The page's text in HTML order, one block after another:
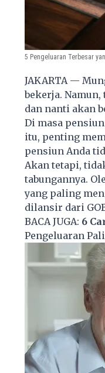
5 Pengeluaran Terbesar
JAKARTA —
bekerja.
dan nanti akan
Di masa
itu, penting
pensiun Anda
Akan tetapi,
tabungannya.
yang paling
dilansir dari
BACA JUGA: 6
Pengeluaran